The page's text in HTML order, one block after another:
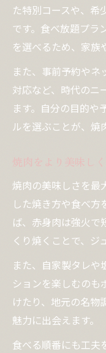
た特別コースや、希
です。食べ放題プラ
を選べるため、家族
また、事前予約や
対応など、時代のニ
ます。自分の目的や
ルを選ぶことが、焼
焼肉をより美味し
焼肉の美味しさを最
した焼き方や食べ方
ば、赤身肉は強火で
くり焼くことで、ジ
また、自家製タレや
ションを楽しむのも
けたり、地元の名物
魅力に出会えます。
食べる順番にも工夫